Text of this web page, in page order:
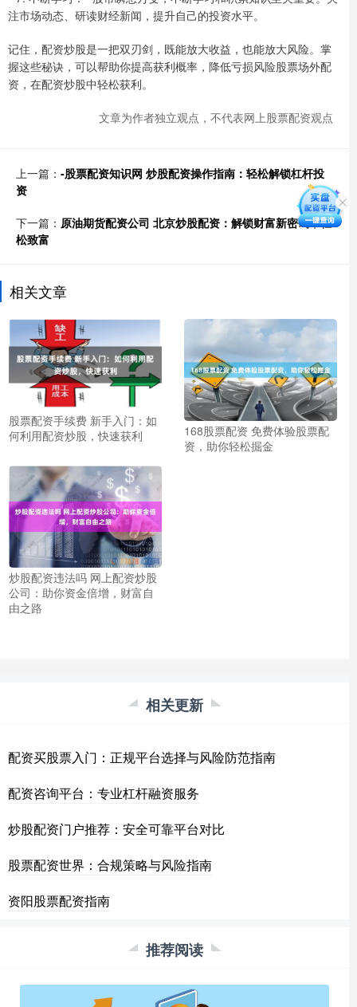
注市场动态、研读财经新闻，提升自己的投资水平。
记住，配资炒股是一把双刃剑，既能放大收益，也能放大风险。掌
握这些秘诀，可以帮助你提高获利概率，降低亏损风险股票场外配
资，在配资炒股中轻松获利。
文章为作者独立观点，不代表网上股票配资观点
上一篇： -股票配资知识网 炒股配资操作指南：轻松解锁杠杆投
资
下一篇： 原油期货配资公司 北京炒股配资：解锁财富新密码，轻
松致富
相关文章
股票配资手续费 新手入门：如
何利用配资炒股，快速获利
168股票配资 免费体验股票配
资，助你轻松掘金
炒股配资违法吗 网上配资炒股
公司：助你资金倍增，财富自
由之路
相关更新
配资买股票入门：正规平台选择与风险防范指南
配资咨询平台：专业杠杆融资服务
炒股配资门户推荐：安全可靠平台对比
股票配资世界：合规策略与风险指南
资阳股票配资指南
推荐阅读